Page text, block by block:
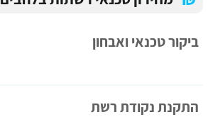
ביקור טכנאי ואבחון
התקנת נקודת רשת